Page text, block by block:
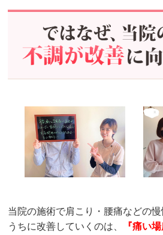
当院の施術で肩こり・腰痛などの
うちに改善していくのは、
『痛い